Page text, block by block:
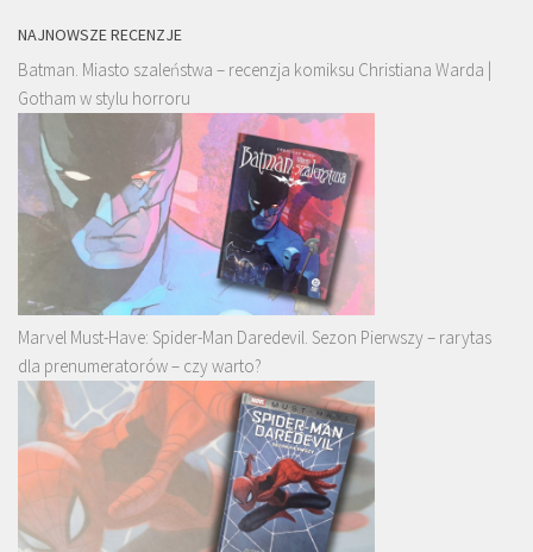
NAJNOWSZE RECENZJE
Batman. Miasto szaleństwa – recenzja komiksu Christiana Warda |
Gotham w stylu horroru
Marvel Must-Have: Spider-Man Daredevil. Sezon Pierwszy – rarytas
dla prenumeratorów – czy warto?